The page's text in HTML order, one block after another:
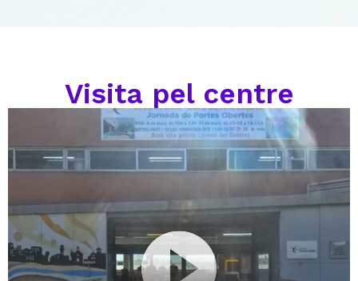
Visita pel centre